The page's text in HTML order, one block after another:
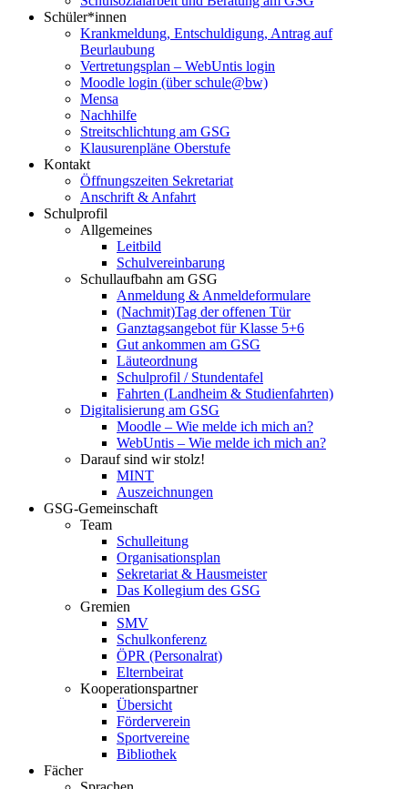
Schüler*innen
Krankmeldung, Entschuldigung, Antrag auf
Beurlaubung
Vertretungsplan – WebUntis login
Moodle login (über schule@bw)
Mensa
Nachhilfe
Streitschlichtung am GSG
Klausurenpläne Oberstufe
Kontakt
Öffnungszeiten Sekretariat
Anschrift & Anfahrt
Schulprofil
Allgemeines
Leitbild
Schulvereinbarung
Schullaufbahn am GSG
Anmeldung & Anmeldeformulare
(Nachmit)Tag der offenen Tür
Ganztagsangebot für Klasse 5+6
Gut ankommen am GSG
Läuteordnung
Schulprofil / Stundentafel
Fahrten (Landheim & Studienfahrten)
Digitalisierung am GSG
Moodle – Wie melde ich mich an?
WebUntis – Wie melde ich mich an?
Darauf sind wir stolz!
MINT
Auszeichnungen
GSG-Gemeinschaft
Team
Schulleitung
Organisationsplan
Sekretariat & Hausmeister
Das Kollegium des GSG
Gremien
SMV
Schulkonferenz
ÖPR (Personalrat)
Elternbeirat
Kooperationspartner
Übersicht
Förderverein
Sportvereine
Bibliothek
Fächer